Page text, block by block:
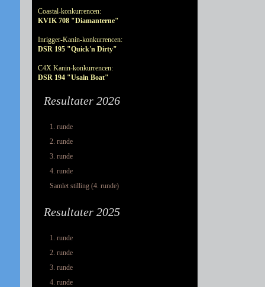
Coastal-konkurrencen:
KVIK 708 "Diamanterne"
Inrigger-Kanin-konkurrencen:
DSR 195 "Quick'n Dirty"
C4X Kanin-konkurrencen:
DSR 194 "Usain Boat"
Resultater 2026
1. runde
2. runde
3. runde
4. runde
Samlet stilling (4. runde)
Resultater 2025
1. runde
2. runde
3. runde
4. runde